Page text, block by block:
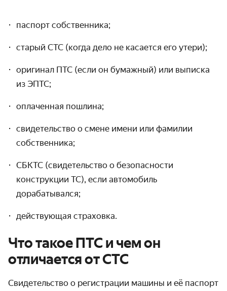
паспорт собственника;
старый СТС (когда дело не касается его утери);
оригинал ПТС (если он бумажный) или выписка
из ЭПТС;
оплаченная пошлина;
свидетельство о смене имени или фамилии
собственника;
СБКТС (свидетельство о безопасности
конструкции ТС), если автомобиль
дорабатывался;
действующая страховка.
Что такое ПТС и чем он
отличается от СТС
Свидетельство о регистрации машины и её паспорт